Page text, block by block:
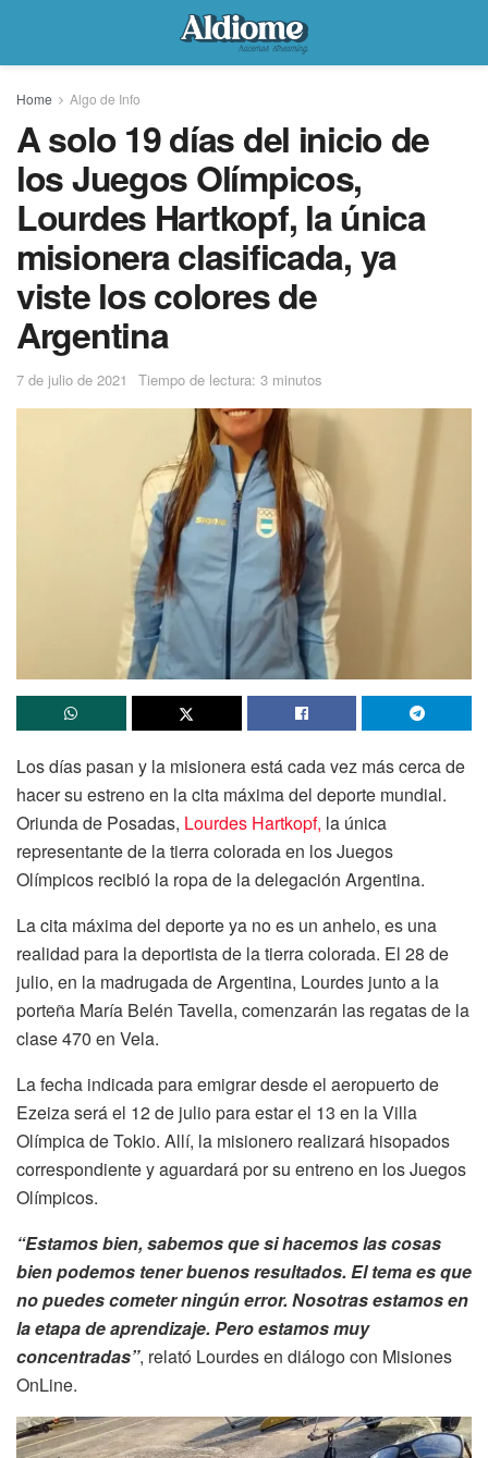
Home Algo de Info
A solo 19 días del inicio de
los Juegos Olímpicos,
Lourdes Hartkopf, la única
misionera clasificada, ya
viste los colores de
Argentina
7 de julio de 2021 Tiempo de lectura: 3 minutos
Los días pasan y la misionera está cada vez más cerca de
hacer su estreno en la cita máxima del deporte mundial.
Oriunda de Posadas, Lourdes Hartkopf, la única
representante de la tierra colorada en los Juegos
Olímpicos recibió la ropa de la delegación Argentina.
La cita máxima del deporte ya no es un anhelo, es una
realidad para la deportista de la tierra colorada. El 28 de
julio, en la madrugada de Argentina, Lourdes junto a la
porteña María Belén Tavella, comenzarán las regatas de la
clase 470 en Vela.
La fecha indicada para emigrar desde el aeropuerto de
Ezeiza será el 12 de julio para estar el 13 en la Villa
Olímpica de Tokio. Allí, la misionero realizará hisopados
correspondiente y aguardará por su entreno en los Juegos
Olímpicos.
“Estamos bien, sabemos que si hacemos las cosas
bien podemos tener buenos resultados. El tema es que
no puedes cometer ningún error. Nosotras estamos en
la etapa de aprendizaje. Pero estamos muy
concentradas”, relató Lourdes en diálogo con Misiones
OnLine.